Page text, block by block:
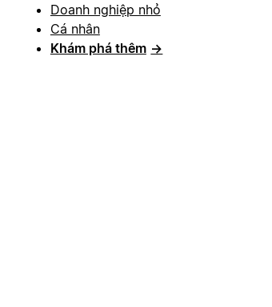
Doanh nghiệp nhỏ
Cá nhân
Khám phá thêm →